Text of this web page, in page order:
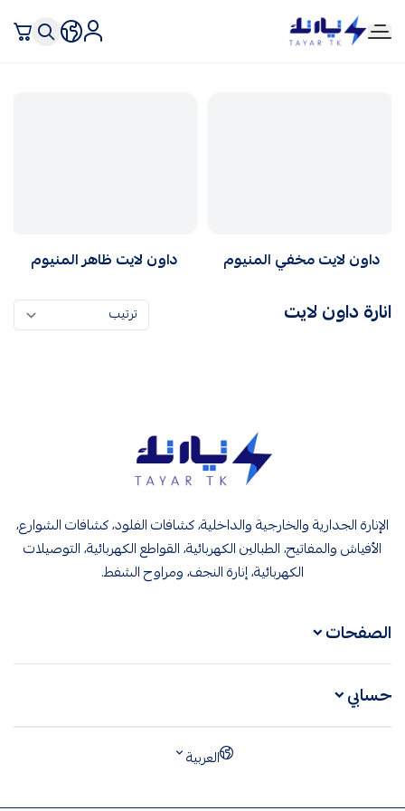
تيار تك إنارة وكهرباء
داون لايت مخفي المنيوم داون لايت ظاهر المنيوم
انارة داون لايت
الإنارة الجدارية والخارجية والداخلية، كشافات الفلود، كشافات الشوارع،
الأفياش والمفاتيح، الطبالين الكهربائية، القواطع الكهربائية، التوصيلات
الكهربائية، إنارة النجف، ومراوح الشفط.
الصفحات
حسابي
العربية